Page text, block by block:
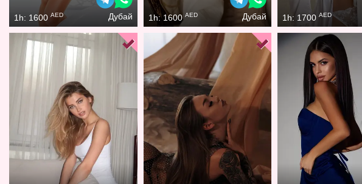
1h: 1600 AED Дубай 1h: 1600 AED Дубай 1h: 1700AED